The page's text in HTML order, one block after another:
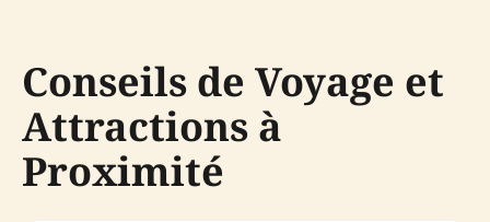
Conseils de Voyage et
Attractions à
Proximité